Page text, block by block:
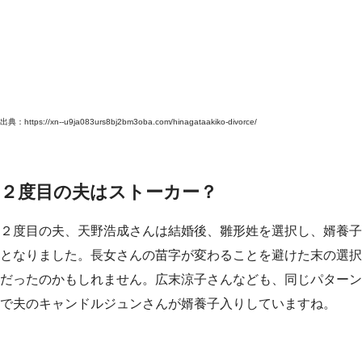
出典：https://xn--u9ja083urs8bj2bm3oba.com/hinagataakiko-divorce/
２度目の夫はストーカー？
２度目の夫、天野浩成さんは結婚後、雛形姓を選択し、婿養子
となりました。長女さんの苗字が変わることを避けた末の選択
だったのかもしれません。広末涼子さんなども、同じパターン
で夫のキャンドルジュンさんが婿養子入りしていますね。